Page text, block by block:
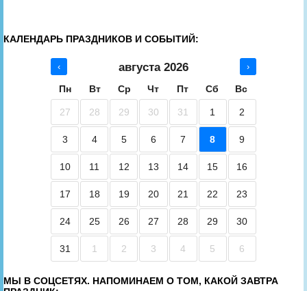
КАЛЕНДАРЬ ПРАЗДНИКОВ И СОБЫТИЙ:
‹ августа 2026 ›
Пн Вт Ср Чт Пт Сб Вс
27 28 29 30 31 1 2
3 4 5 6 7 8 9
10 11 12 13 14 15 16
17 18 19 20 21 22 23
24 25 26 27 28 29 30
31 1 2 3 4 5 6
МЫ В СОЦСЕТЯХ. НАПОМИНАЕМ О ТОМ, КАКОЙ ЗАВТРА